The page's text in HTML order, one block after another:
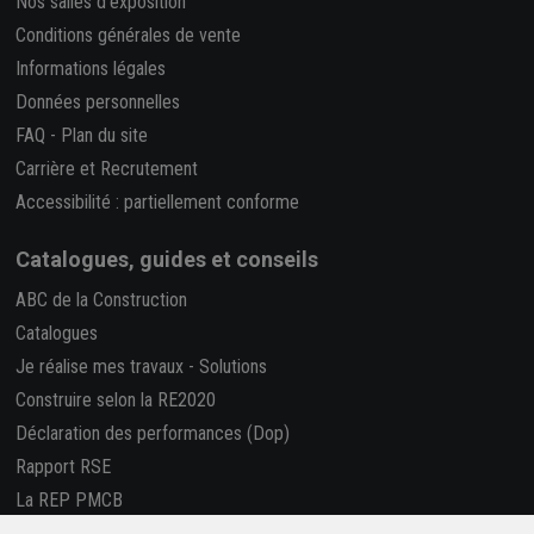
Conditions générales de vente
Informations légales
Données personnelles
FAQ - Plan du site
Carrière et Recrutement
Accessibilité : partiellement conforme
Catalogues, guides et conseils
ABC de la Construction
Catalogues
Je réalise mes travaux - Solutions
Construire selon la RE2020
Déclaration des performances (Dop)
Rapport RSE
La REP PMCB